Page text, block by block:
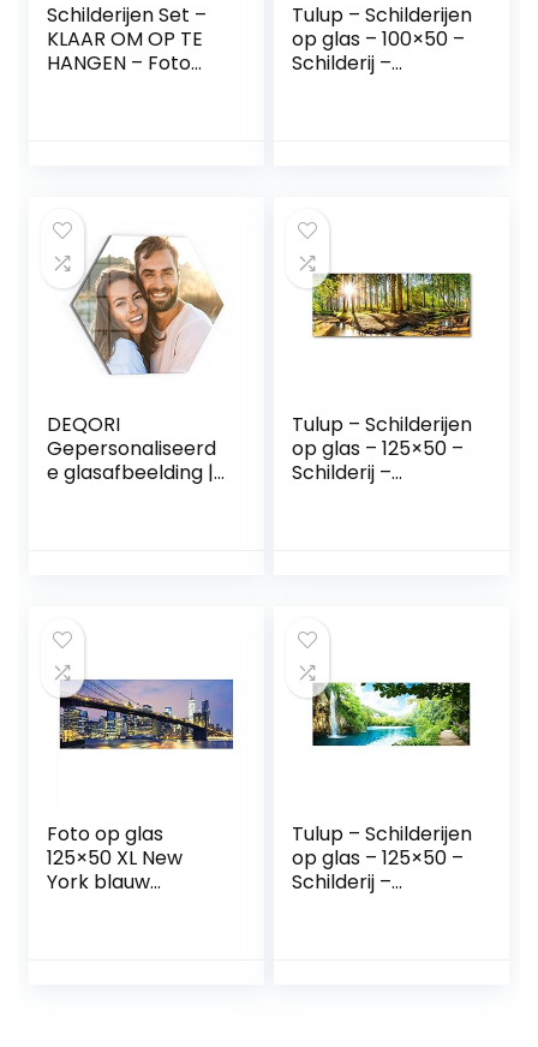
Schilderijen Set –
KLAAR OM OP TE
HANGEN – Foto
Tulup – Schilderijen
op glas – 100×50 –
Schilderij –
Wandschilderijen –
Decoratie Poster –
Foto – Afbeelding
– Bloemen en
planten –
DEQORI
Gepersonaliseerd
e glasafbeelding |
slaapkamer, hal en
keuken |
individuele
wanddecoratie
Tulup – Schilderijen
op glas – 125×50 –
Schilderij –
Wandschilderijen –
Decoratie Poster –
Foto – Afbeelding
– Landschappen –
Panorama van het
Foto op glas
125×50 XL New
York blauw
Tulup – Schilderijen
op glas – 125×50 –
Schilderij –